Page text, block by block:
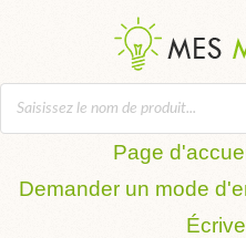
Page
Demander un mode